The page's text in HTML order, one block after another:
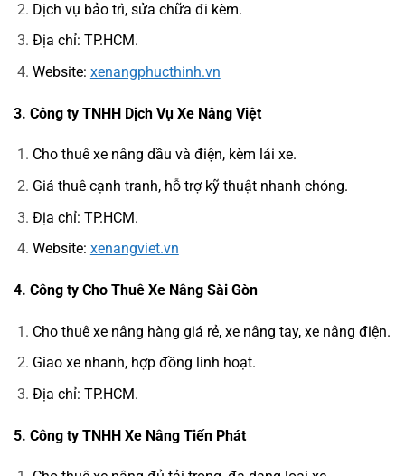
Dịch vụ bảo trì, sửa chữa đi kèm.
Địa chỉ: TP.HCM.
Website: xenangphucthinh.vn
3. Công ty TNHH Dịch Vụ Xe Nâng Việt
Cho thuê xe nâng dầu và điện, kèm lái xe.
Giá thuê cạnh tranh, hỗ trợ kỹ thuật nhanh chóng.
Địa chỉ: TP.HCM.
Website: xenangviet.vn
4. Công ty Cho Thuê Xe Nâng Sài Gòn
Cho thuê xe nâng hàng giá rẻ, xe nâng tay, xe nâng điện.
Giao xe nhanh, hợp đồng linh hoạt.
Địa chỉ: TP.HCM.
5. Công ty TNHH Xe Nâng Tiến Phát